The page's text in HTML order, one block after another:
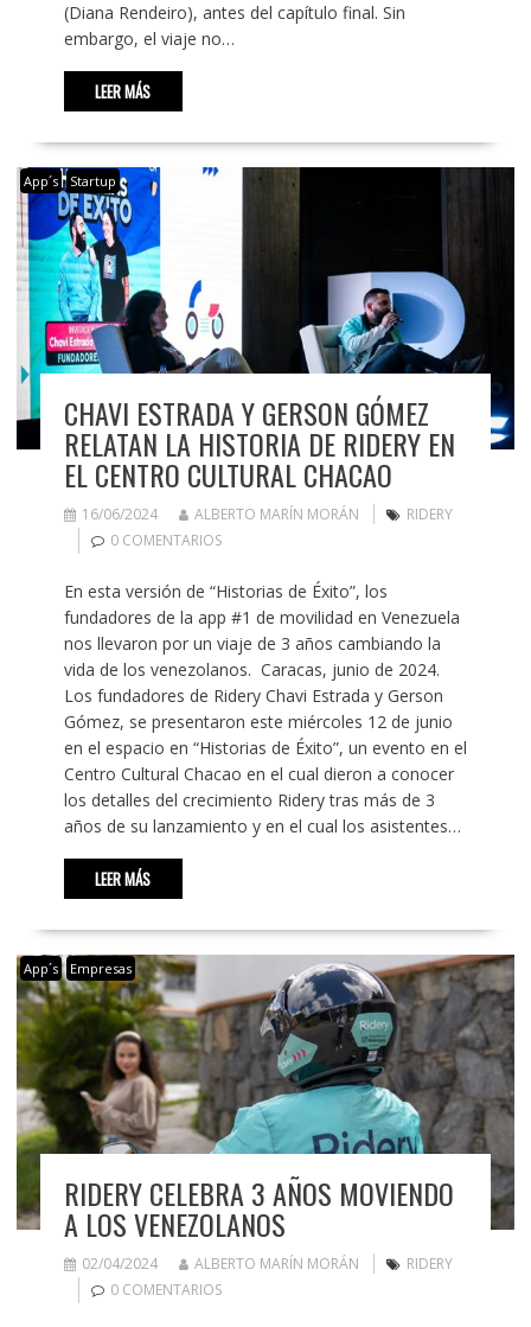
(Diana Rendeiro), antes del capítulo final. Sin
embargo, el viaje no…
LEER MÁS
App´s Startup
CHAVI ESTRADA Y GERSON GÓMEZ
RELATAN LA HISTORIA DE RIDERY EN
EL CENTRO CULTURAL CHACAO
16/06/2024 ALBERTO MARÍN MORÁN
RIDERY
0 COMENTARIOS
En esta versión de “Historias de Éxito”, los
fundadores de la app #1 de movilidad en Venezuela
nos llevaron por un viaje de 3 años cambiando la
vida de los venezolanos. Caracas, junio de 2024.
Los fundadores de Ridery Chavi Estrada y Gerson
Gómez, se presentaron este miércoles 12 de junio
en el espacio en “Historias de Éxito”, un evento en el
Centro Cultural Chacao en el cual dieron a conocer
los detalles del crecimiento Ridery tras más de 3
años de su lanzamiento y en el cual los asistentes…
LEER MÁS
App´s Empresas
RIDERY CELEBRA 3 AÑOS MOVIENDO
A LOS VENEZOLANOS
02/04/2024 ALBERTO MARÍN MORÁN
RIDERY
0 COMENTARIOS